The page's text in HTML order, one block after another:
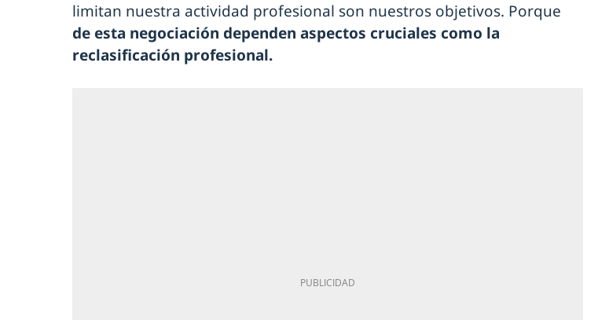
limitan nuestra actividad profesional son nuestros objetivos. Porque
de esta negociación dependen aspectos cruciales como la
reclasificación profesional.